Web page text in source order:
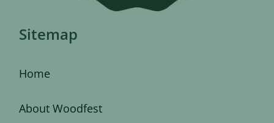
Sitemap
Home
About Woodfest